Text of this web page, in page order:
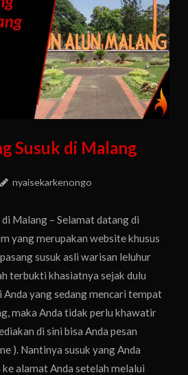
Susuk di Malang
nyaisekarkenongo
Malang – Selamat datang di
yang merupakan website khusus
susuk asli warisan leluhur
terbukti khasiatnya sejak dulu
Anda yang sedang mencari tempat
maka Anda tidak perlu khawatir
di sini bisa Anda pesan
). Nantinya susuk yang Anda
alamat Anda setelah melalui